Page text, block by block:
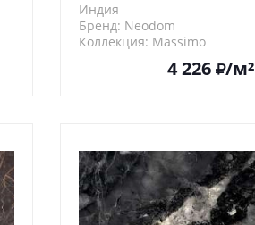
Индия
Бренд: Neodom
Коллекция: Massimo
4 226 /м²